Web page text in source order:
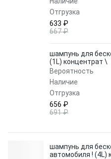
Отгрузка
633 ₽
667 ₽
шампунь для
(1L) концентрат \
Вероятность
Наличие
Отгрузка
656 ₽
691 ₽
шампунь для
автомобиля ! (4L)